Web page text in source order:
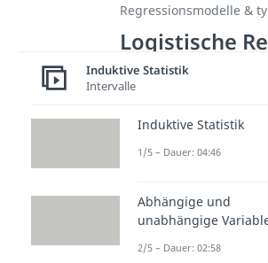
Regressionsmodelle &
Logistische
Wichtige Inhalte
Du fragst dich, was die
Induktive Statistik
Intervalle
Induktive Statistik
1/5 – Dauer: 04:46
Abhängige und
unabhängige
2/5 – Dauer: 02:58